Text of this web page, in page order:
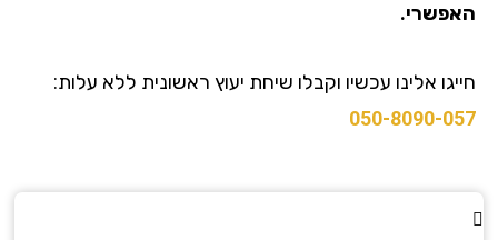
אלינו עכשיו וקבלו שיחת יעוץ ראשונית ללא עלות:
050-8090-